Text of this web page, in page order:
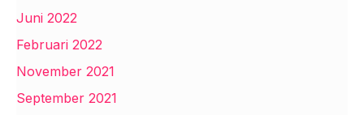
Juni 2022
Februari 2022
November 2021
September 2021